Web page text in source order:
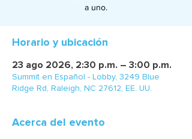
a uno.
Horario y ubicación
23 ago 2026, 2:30 p.m. – 3:00 p.m.
Summit en Español - Lobby, 3249 Blue
Ridge Rd, Raleigh, NC 27612, EE. UU.
Acerca del evento